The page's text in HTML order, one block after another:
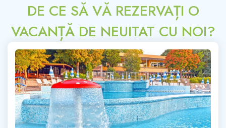
DE CE SĂ VĂ REZERVAȚI O
VACANȚĂ DE NEUITAT CU NOI?